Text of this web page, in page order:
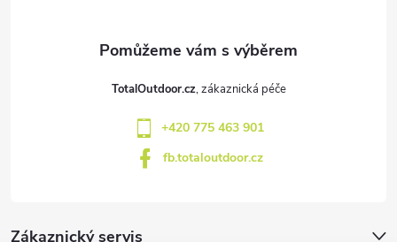
Zákaznický servis
TotalOutdoor.cz
+420 775 463 901
fb.totaloutdoor.cz